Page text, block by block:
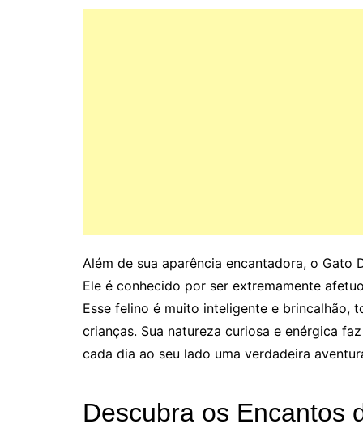
Além de sua aparência encantadora, o Gato
Ele é conhecido por ser extremamente
Esse felino é muito inteligente e brincalhão,
crianças. Sua natureza curiosa e enérgica
cada dia ao seu lado uma verdadeira
Descubra os Encantos